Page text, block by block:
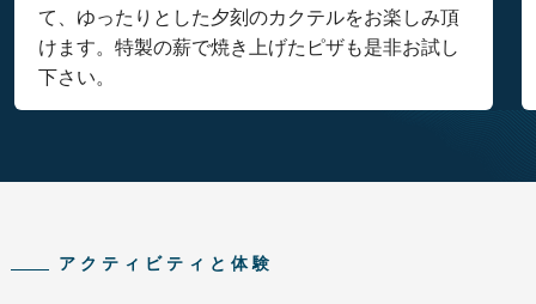
て、ゆったりとした夕刻のカクテルをお楽しみ頂
けます。特製の薪で焼き上げたピザも是非お試し
下さい。
アクティビティと体験